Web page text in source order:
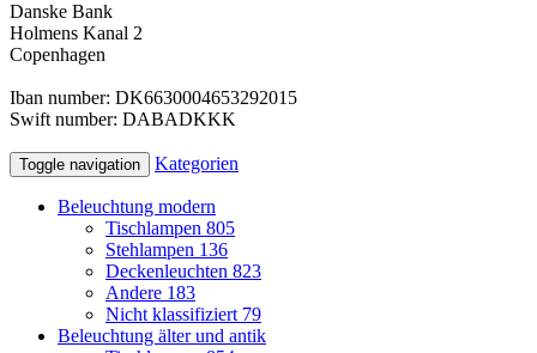
Danske Bank
Holmens Kanal 2
Copenhagen
Iban number: DK6630004653292015
Swift number: DABADKKK
Toggle navigation Kategorien
Beleuchtung modern
Tischlampen 805
Stehlampen 136
Deckenleuchten 823
Andere 183
Nicht klassifiziert 79
Beleuchtung älter und antik